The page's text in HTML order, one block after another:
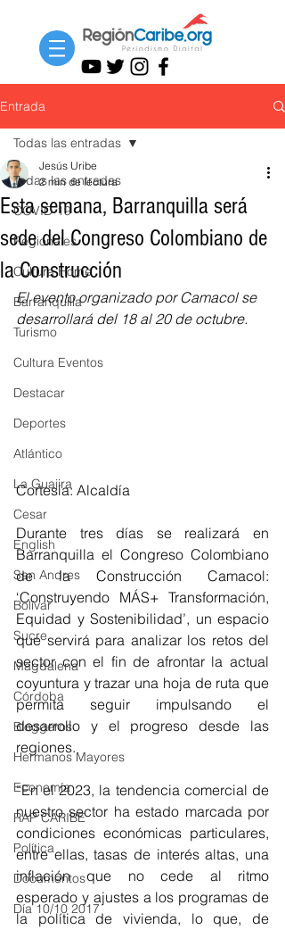
Entrada
Todas las entradas
COVID-19
Regionales
Cultura Home
Barranquilla
Turismo
Cultura Eventos
Destacar
Deportes
Atlántico
La Guajira
Cesar
English
San Andres
Bolívar
Sucre
Magdalena
Córdoba
Bloggeros
Hermanos Mayores
Economía
RAP CARIBE
Política
Documentos
Día 10/10 2017
Todas las entradas
Esta semana, Barranquilla será
sede del Congreso Colombiano de
la Construcción
Jesús Uribe
2 min de lectura
El evento organizado por Camacol se
desarrollará del 18 al 20 de octubre.
Cortesía: Alcaldía
Durante tres días se realizará en
Barranquilla el Congreso Colombiano
de la Construcción Camacol:
‘Construyendo MÁS+ Transformación,
Equidad y Sostenibilidad’, un espacio
que servirá para analizar los retos del
sector con el fin de afrontar la actual
coyuntura y trazar una hoja de ruta que
permita seguir impulsando el
desarrollo y el progreso desde las
regiones.
“En el 2023, la tendencia comercial de
nuestro sector ha estado marcada por
condiciones económicas particulares,
entre ellas, tasas de interés altas, una
inflación que no cede al ritmo
esperado y ajustes a los programas de
la política de vivienda, lo que, de